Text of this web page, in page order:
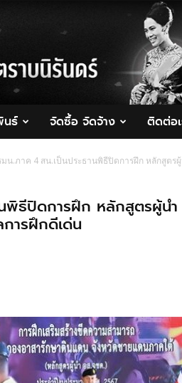
นธ์ จัดซื้อ จัดจ้าง ติดต่อเ
มน.ภาค 4 สน.เป็นประธานพิธีปิดการฝึก หลักสูต
พิธีปิดการฝึก หลักสูตรผู้น
ารฝึกดีเด่น